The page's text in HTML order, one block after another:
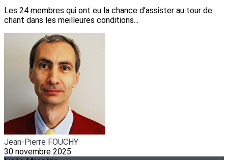
Les 24 membres qui ont eu la chance d’assister au tour de
chant dans les meilleures conditions...
Jean-Pierre FOUCHY
30 novembre 2025